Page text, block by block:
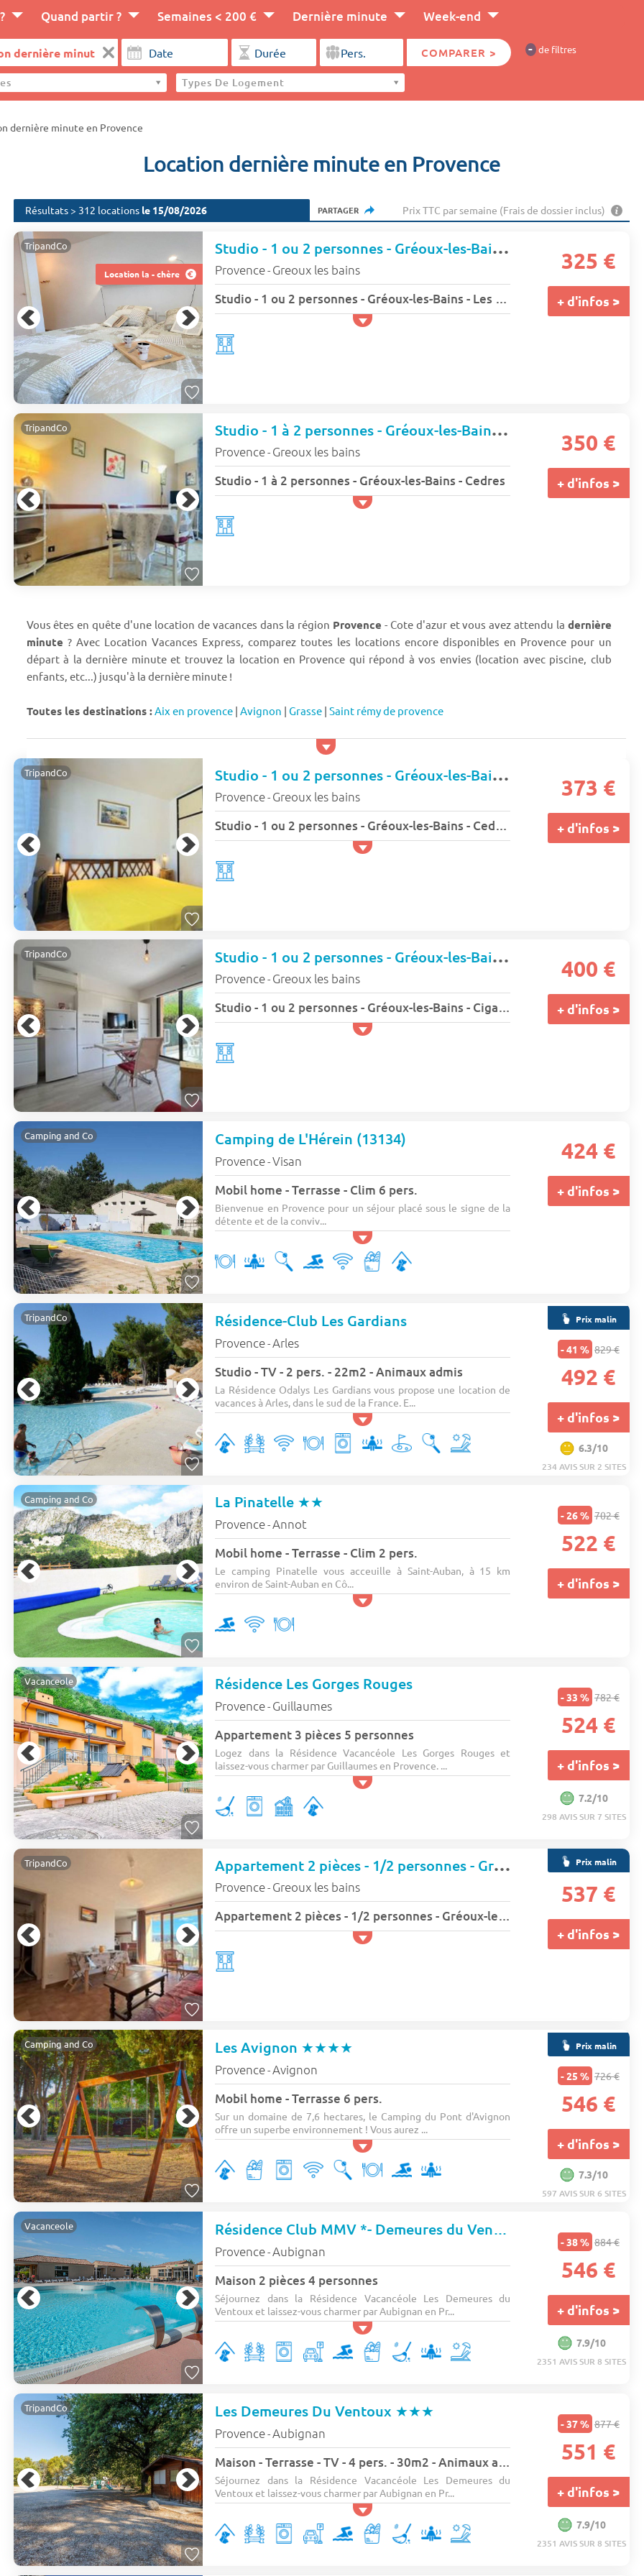
Quand partir ? Semaines < 200 € Dernière minute Week-end
COMPARER > - de filtres
Types De Logement
dernière minute en Provence
Location dernière minute en Provence
Résultats > 312 locations le 15/08/2026 PARTAGER Prix TTC par semaine (Frais de dossier inclus)
Location la - chère
TripandCo Studio - 1 ou 2 personnes - Gréoux-les-Bains - Les jardins de cybele
Provence- Greoux les bains
Studio - 1 ou 2 personnes - Gréoux-les-Bains - Les jardins de cybele
325 €
+ d'infos >
TripandCo Studio - 1 à 2 personnes - Gréoux-les-Bains - Cedres
Provence- Greoux les bains
Studio - 1 à 2 personnes - Gréoux-les-Bains - Cedres
350 €
+ d'infos >
Vous êtes en quête d'une location de vacances dans la région Provence - Cote d'azur et vous avez attendu la dernière
minute ? Avec Location Vacances Express, comparez toutes les locations encore disponibles en Provence pour un
départ à la dernière minute et trouvez la location en Provence qui répond à vos envies (location avec piscine, club
enfants, etc...) jusqu'à la dernière minute !
Toutes les destinations : Aix en provence| Avignon | Grasse| Saint rémy de provence
TripandCo Studio - 1 ou 2 personnes - Gréoux-les-Bains - Cedres
Provence- Greoux les bains
Studio - 1 ou 2 personnes - Gréoux-les-Bains - Cedres
373 €
+ d'infos >
TripandCo Studio - 1 ou 2 personnes - Gréoux-les-Bains - Cigaloun
Provence- Greoux les bains
Studio - 1 ou 2 personnes - Gréoux-les-Bains - Cigaloun
400 €
+ d'infos >
Camping and Co Camping de L'Hérein (13134)
Provence-Visan
Mobil home - Terrasse - Clim 6 pers.
Bienvenue en Provence pour un séjour placé sous le signe de la
détente et de la conviv...
424 €
+ d'infos >
TripandCo Résidence-Club Les Gardians
Provence-Arles
Studio - TV - 2 pers. - 22m2 - Animaux admis
La Résidence Odalys Les Gardians vous propose une location de
vacances à Arles, dans le sud de la France. E...
Prix malin
- 41 % 829 €
492 €
+ d'infos >
6.3/10
234 AVIS SUR 2 SITES
Camping and Co La Pinatelle ★★
Provence-Annot
Mobil home - Terrasse - Clim 2 pers.
Le camping Pinatelle vous acceuille à Saint-Auban, à 15 km
environ de Saint-Auban en Cô...
- 26 % 702 €
522 €
+ d'infos >
Vacanceole Résidence Les Gorges Rouges
Provence- Guillaumes
Appartement 3 pièces 5 personnes
Logez dans la Résidence Vacancéole Les Gorges Rouges et
laissez-vous charmer par Guillaumes en Provence. ...
- 33 % 782 €
524 €
+ d'infos >
7.2/10
298 AVIS SUR 7 SITES
TripandCo Appartement 2 pièces - 1/2 personnes - Gréoux-les-Bains - San bastian
Provence- Greoux les bains
Appartement 2 pièces - 1/2 personnes - Gréoux-les-Bains - San bastian
Prix malin
537 €
+ d'infos >
Camping and Co Les Avignon ★★★★
Provence-Avignon
Mobil home - Terrasse 6 pers.
Sur un domaine de 7,6 hectares, le Camping du Pont d'Avignon
offre un superbe environnement ! Vous aurez ...
Prix malin
- 25 % 726 €
546 €
+ d'infos >
7.3/10
597 AVIS SUR 6 SITES
Vacanceole Résidence Club MMV *- Demeures du Ventoux ★★★
Provence-Aubignan
Maison 2 pièces 4 personnes
Séjournez dans la Résidence Vacancéole Les Demeures du
Ventoux et laissez-vous charmer par Aubignan en Pr...
- 38 % 884 €
546 €
+ d'infos >
7.9/10
2351 AVIS SUR 8 SITES
TripandCo Les Demeures Du Ventoux ★★★
Provence-Aubignan
Maison - Terrasse - TV - 4 pers. - 30m2 - Animaux admis
Séjournez dans la Résidence Vacancéole Les Demeures du
Ventoux et laissez-vous charmer par Aubignan en Pr...
- 37 % 877 €
551 €
+ d'infos >
7.9/10
2351 AVIS SUR 8 SITES